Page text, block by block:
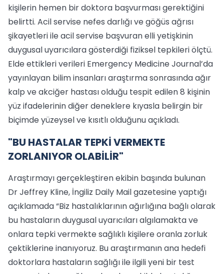
kişilerin hemen bir doktora başvurması gerektiğini
belirtti. Acil servise nefes darlığı ve göğüs ağrısı
şikayetleri ile acil servise başvuran elli yetişkinin
duygusal uyarıcılara gösterdiği fiziksel tepkileri ölçtü.
Elde ettikleri verileri Emergency Medicine Journal’da
yayınlayan bilim insanları araştırma sonrasında ağır
kalp ve akciğer hastası olduğu tespit edilen 8 kişinin
yüz ifadelerinin diğer deneklere kıyasla belirgin bir
biçimde yüzeysel ve kısıtlı olduğunu açıkladı.
"BU HASTALAR TEPKİ VERMEKTE
ZORLANIYOR OLABİLİR"
Araştırmayı gerçekleştiren ekibin başında bulunan
Dr Jeffrey Kline, İngiliz Daily Mail gazetesine yaptığı
açıklamada “Biz hastalıklarının ağırlığına bağlı olarak
bu hastaların duygusal uyarıcıları algılamakta ve
onlara tepki vermekte sağlıklı kişilere oranla zorluk
çektiklerine inanıyoruz. Bu araştırmanın ana hedefi
doktorlara hastaların sağlığı ile ilgili yeni bir test